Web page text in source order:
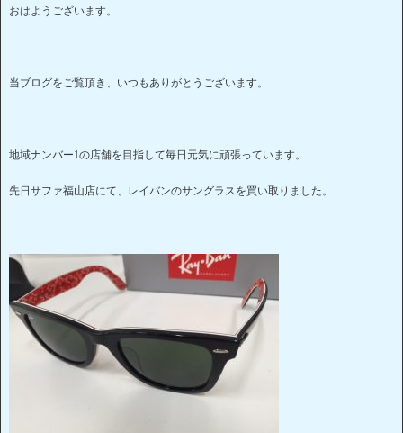
おはようございます。
当ブログをご覧頂き、いつもありがとうございます。
地域ナンバー1の店舗を目指して毎日元気に頑張っています。
先日サファ福山店にて、レイバンのサングラスを買い取りました。